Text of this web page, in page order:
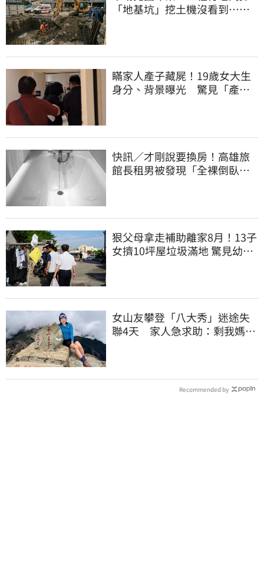
「地基坑」挖土機沒看到…下
瞞家人產子藏屍！19歲女大生
身分、背景曝光 驚見「產檢
快訊／才剛說要換房！高雄旅
館長租男被發現「全裸倒臥浴
狠父母拿走補助離家8月！13子
女擠10坪屋垃圾滿地 驚見幼童
女山友攀登「八大秀」迷途失
聯4天 家人急求助：剩我媽還
Recommended by